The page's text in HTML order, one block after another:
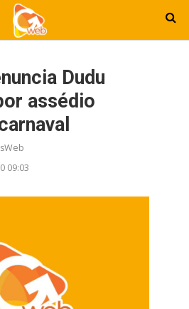
Dudu
assédio
09:03